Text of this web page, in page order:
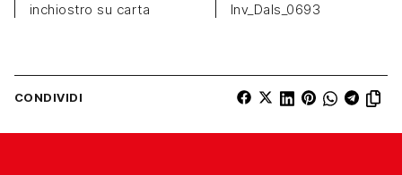
inchiostro su carta Inv_Dals_0693
CONDIVIDI